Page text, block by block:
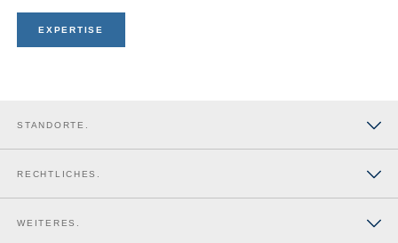
EXPERTISE
STANDORTE.
Düsseldorf
RECHTLICHES.
Impressum
WEITERES.